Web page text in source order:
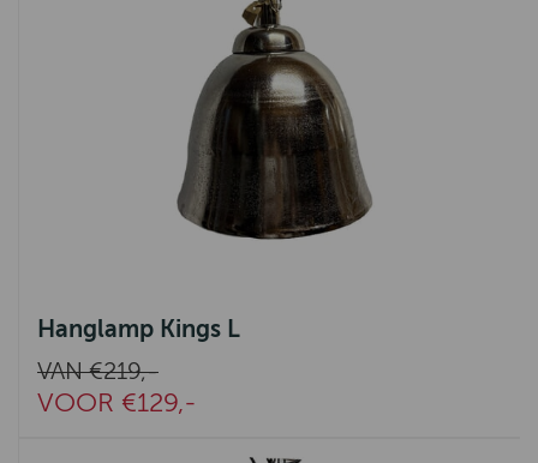
Hanglamp Kings L
VAN €219,-
VOOR €129,-